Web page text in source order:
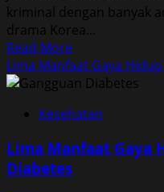
kriminal dengan banyak
drama Korea...
Read MoreRead
more
about
Drakor
dan
Kerusuhan
Lima Manfaat Gaya
Kesehatan
Lima Manfaat Gaya
Diabetes